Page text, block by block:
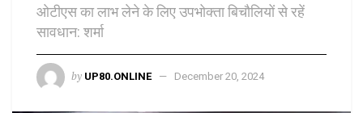
ओटीएस का लाभ लेने के लिए उपभोक्ता बिचौलियों से रहें
सावधान: शर्मा
by UP80.ONLINE December 20, 2024